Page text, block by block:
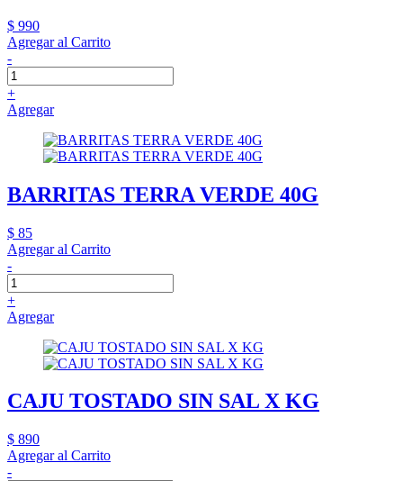
$ 990
Agregar al Carrito
-
+
Agregar
BARRITAS TERRA VERDE 40G
$ 85
Agregar al Carrito
-
+
Agregar
CAJU TOSTADO SIN SAL X KG
$ 890
Agregar al Carrito
-